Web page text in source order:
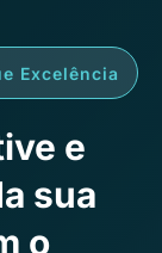
Excelência
e
sua
o